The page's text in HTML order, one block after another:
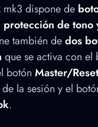
mk3 dispone de
protección de tono
también dedos
que se activa con el
botón Master/Reset
la sesión y el
.